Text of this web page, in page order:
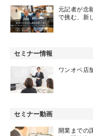
元記者が念
で挑む、新
セミナー情報
ワンオペ店
セミナー動画
開業までの